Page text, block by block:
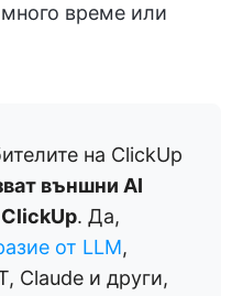
време или
на ClickUp
външни AI
. Да,
от LLM,
Claude и други,